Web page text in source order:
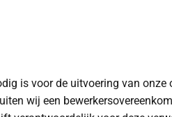
is voor de uitvoering van onze
wij een